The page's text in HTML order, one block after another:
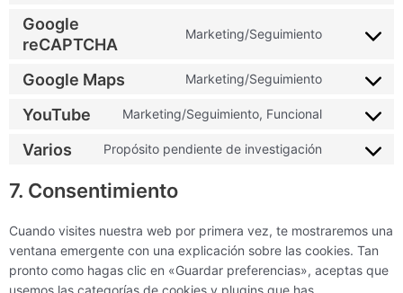
Google
reCAPTCHA
Marketing/Seguimiento
Google Maps Marketing/Seguimiento
YouTube Marketing/Seguimiento, Funcional
Varios Propósito pendiente de investigación
7. Consentimiento
Cuando visites nuestra web por primera vez, te mostraremos una
ventana emergente con una explicación sobre las cookies. Tan
pronto como hagas clic en «Guardar preferencias», aceptas que